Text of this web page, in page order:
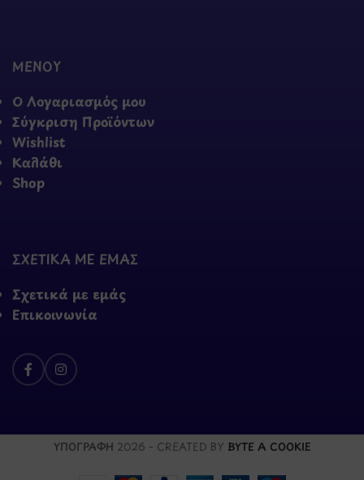
ΜΕΝΟΥ
Ο Λογαριασμός μου
Σύγκριση Προϊόντων
Wishlist
Καλάθι
Shop
ΣΧΕΤΙΚΑ ΜΕ ΕΜΑΣ
Σχετικά με εμάς
Επικοινωνία
ΥΠΟΓΡΑΦΗ 2026 - CREATED BY BYTE A COOKIE